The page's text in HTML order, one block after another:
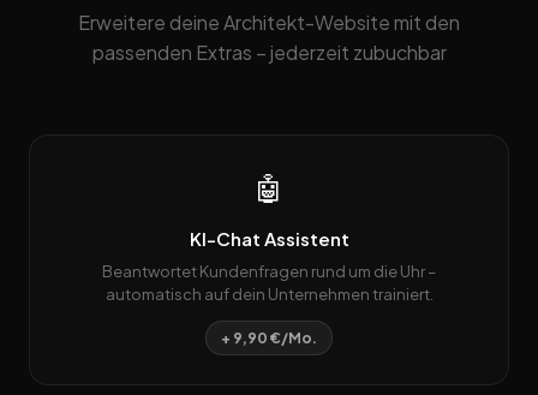
Erweitere deine Architekt-Website mit den
passenden Extras – jederzeit zubuchbar
🤖
KI-Chat Assistent
Beantwortet Kundenfragen rund um die Uhr –
automatisch auf dein Unternehmen trainiert.
+ 9,90 €/Mo.